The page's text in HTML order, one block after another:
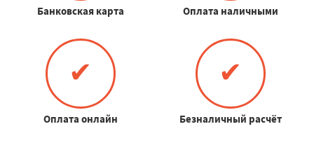
Банковская карта Оплата наличными
✔
Оплата онлайн
✔
Безналичный расчёт